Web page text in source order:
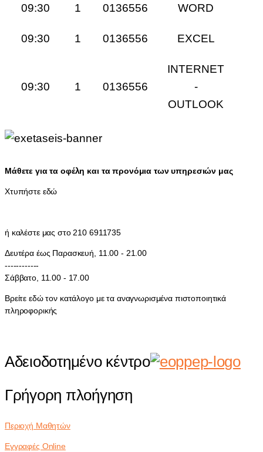
09:30 1 0136556 WORD
09:30 1 0136556 EXCEL
09:30 1 0136556
INTERNET
-
OUTLOOK
Μάθετε για τα οφέλη και τα προνόμια των υπηρεσιών μας
Χτυπήστε εδώ
ή καλέστε μας στο 210 6911735
Δευτέρα έως Παρασκευή, 11.00 - 21.00
------------
Σάββατο, 11.00 - 17.00
Βρείτε εδώ τον κατάλογο με τα αναγνωρισμένα πιστοποιητικά
πληροφορικής
Αδειοδοτημένο κέντρο
Γρήγορη πλοήγηση
Περιοχή Μαθητών
Εγγραφές Online